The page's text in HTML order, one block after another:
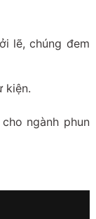
lẽ, chúng đem
kiện.
ngành phun